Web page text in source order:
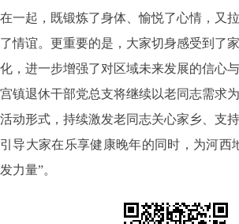
在一起，既锻炼了身体、愉悦了心情，又
了情谊。更重要的是，大家切身感受到了
化，进一步增强了对区域未来发展的信心
宫镇退休干部党总支将继续以老同志需求
活动形式，持续激发老同志关心家乡、支
引导大家在乐享健康晚年的同时，为河西
发力量”。